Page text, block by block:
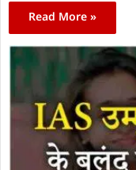
Read More »